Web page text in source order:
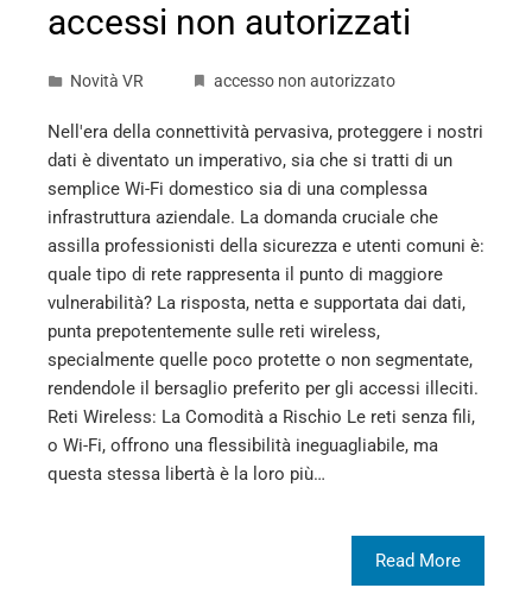
accessi non autorizzati
Novità VR accesso non autorizzato
Nell'era della connettività pervasiva, proteggere i nostri
dati è diventato un imperativo, sia che si tratti di un
semplice Wi-Fi domestico sia di una complessa
infrastruttura aziendale. La domanda cruciale che
assilla professionisti della sicurezza e utenti comuni è:
quale tipo di rete rappresenta il punto di maggiore
vulnerabilità? La risposta, netta e supportata dai dati,
punta prepotentemente sulle reti wireless,
specialmente quelle poco protette o non segmentate,
rendendole il bersaglio preferito per gli accessi illeciti.
Reti Wireless: La Comodità a Rischio Le reti senza fili,
o Wi-Fi, offrono una flessibilità ineguagliabile, ma
questa stessa libertà è la loro più…
Read More